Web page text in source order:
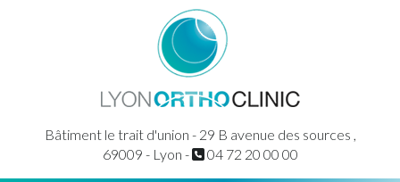
Bâtiment le trait d'union - 29 B avenue des sources ,
69009 - Lyon -
04 72 20 00 00